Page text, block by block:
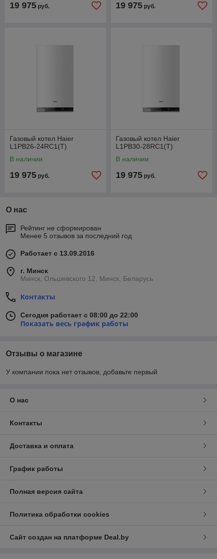
19 975 руб. 19 975 руб.
Газовый котел Haier
L1PB26-24RC1(T)
В наличии
19 975 руб.
Газовый котел Haier
L1PB30-28RC1(T)
В наличии
19 975 руб.
О нас
Рейтинг не сформирован
Менее 5 отзывов за последний год
Работает с 13.09.2016
г. Минск
Минск, Ольшевского 12, Минск, Беларусь
Контакты
Сегодня работает с 08:00 до 22:00
Показать весь график работы
Отзывы о магазине
У компании пока нет отзывов, добавьте первый
О нас
Контакты
Доставка и оплата
График работы
Полная версия сайта
Политика обработки cookies
Сайт создан на платформе Deal.by